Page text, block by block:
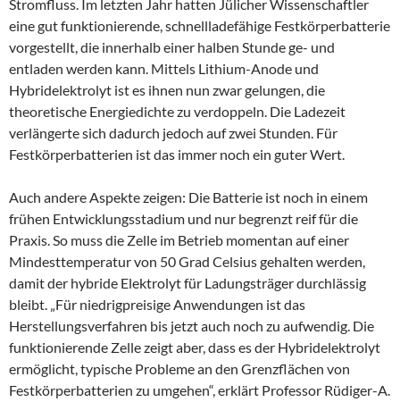
Stromfluss. Im letzten Jahr hatten Jülicher Wissenschaftler
eine gut funktionierende, schnellladefähige Festkörperbatterie
vorgestellt, die innerhalb einer halben Stunde ge- und
entladen werden kann. Mittels Lithium-Anode und
Hybridelektrolyt ist es ihnen nun zwar gelungen, die
theoretische Energiedichte zu verdoppeln. Die Ladezeit
verlängerte sich dadurch jedoch auf zwei Stunden. Für
Festkörperbatterien ist das immer noch ein guter Wert.
Auch andere Aspekte zeigen: Die Batterie ist noch in einem
frühen Entwicklungsstadium und nur begrenzt reif für die
Praxis. So muss die Zelle im Betrieb momentan auf einer
Mindesttemperatur von 50 Grad Celsius gehalten werden,
damit der hybride Elektrolyt für Ladungsträger durchlässig
bleibt. „Für niedrigpreisige Anwendungen ist das
Herstellungsverfahren bis jetzt auch noch zu aufwendig. Die
funktionierende Zelle zeigt aber, dass es der Hybridelektrolyt
ermöglicht, typische Probleme an den Grenzflächen von
Festkörperbatterien zu umgehen“, erklärt Professor Rüdiger-A.